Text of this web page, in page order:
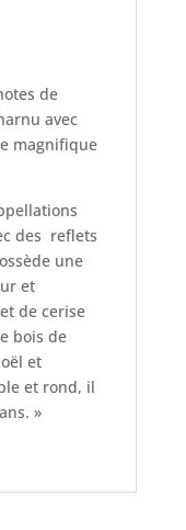
de
avec
magnifique
des reflets
une
et
de cerise
bois de
et
et rond, il
»